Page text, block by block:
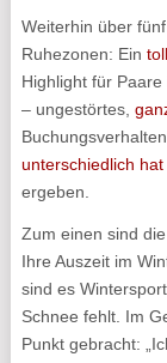
Weiterhin über
Ruhezonen: Ein
Highlight für Paare
– ungestörtes,
unterschiedlich
ergeben.
Zum einen sind
Ihre Auszeit im
sind es
Schnee fehlt. Im
Punkt gebracht: